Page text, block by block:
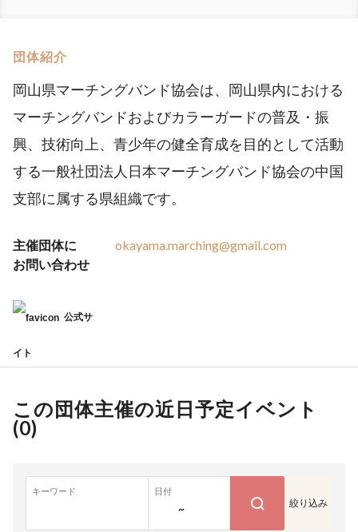
団体紹介
岡山県マーチングバンド協会は、岡山県内における
マーチングバンドおよびカラーガードの普及・振
興、技術向上、青少年の健全育成を目的として活動
する一般社団法人日本マーチングバンド協会の中国
支部に属する県組織です。
主催団体に
お問い合わせ
okayama.marching@gmail.com
公式サ
イト
この団体主催の近日予定イベント
(0)
キーワード 日付
~ 絞り込み